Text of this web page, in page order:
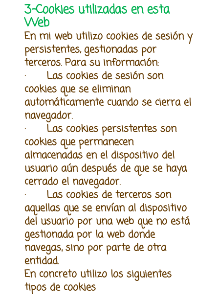
3-Cookies utilizadas en esta
Web
En mi web utilizo cookies de sesión y
persistentes, gestionadas por
terceros. Para su información:
· Las cookies de sesión son
cookies que se eliminan
automáticamente cuando se cierra el
navegador.
· Las cookies persistentes son
cookies que permanecen
almacenadas en el dispositivo del
usuario aún después de que se haya
cerrado el navegador.
· Las cookies de terceros son
aquellas que se envían al dispositivo
del usuario por una web que no está
gestionada por la web donde
navegas, sino por parte de otra
entidad.
En concreto utilizo los siguientes
tipos de cookies